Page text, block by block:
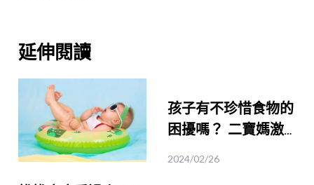
延伸閱讀
孩子有不珍惜食物的
困擾嗎？ 二寶媽激
推【都市裡的小小農
2024/02/26